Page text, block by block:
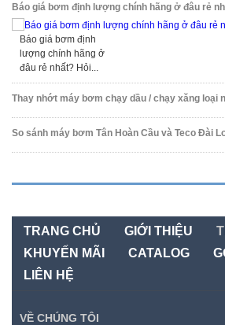
Báo giá bơm định lượng chính hãng ở đâu rẻ
Báo giá bơm định
lượng chính hãng ở
đâu rẻ nhất? Hỏi...
Thay nhớt máy bơm chạy dầu / chạy xăng loại
So sánh máy bơm Tân Hoàn Cầu và Teco Đài
TRANG CHỦ GIỚI THIỆU
KHUYẾN MÃI
CATALOG
LIÊN HỆ
VỀ CHÚNG TÔI